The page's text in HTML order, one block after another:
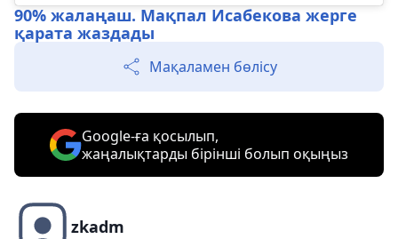
90% жалаңаш. Мақпал Исабекова жерге
қарата жаздады
Мақаламен бөлісу
Google-ға қосылып,
жаңалықтарды бірінші болып оқыңыз
zkadm